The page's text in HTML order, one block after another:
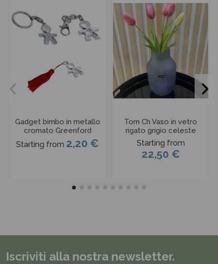
Gadget bimbo in metallo
cromato Greenford
Starting from 2,20 €
Tom Ch Vaso in vetro
rigato grigio celeste
Starting from
22,50 €
Iscriviti alla nostra newsletter.